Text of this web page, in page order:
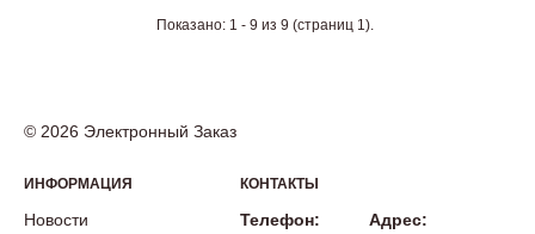
Показано: 1 - 9 из 9 (страниц 1).
© 2026 Электронный Заказ
ИНФОРМАЦИЯ
Новости
КОНТАКТЫ
Телефон:
Адрес: